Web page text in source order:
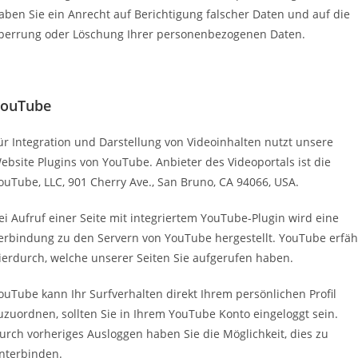
Sie ein Anrecht auf Berichtigung falscher Daten und auf die
oder Löschung Ihrer personenbezogenen Daten.
Integration und Darstellung von Videoinhalten nutzt unsere
Plugins von YouTube. Anbieter des Videoportals ist die
LLC, 901 Cherry Ave., San Bruno, CA 94066, USA.
Aufruf einer Seite mit integriertem YouTube-Plugin wird eine
zu den Servern von YouTube hergestellt. YouTube
welche unserer Seiten Sie aufgerufen haben.
kann Ihr Surfverhalten direkt Ihrem persönlichen Profil
sollten Sie in Ihrem YouTube Konto eingeloggt sein.
vorheriges Ausloggen haben Sie die Möglichkeit, dies zu